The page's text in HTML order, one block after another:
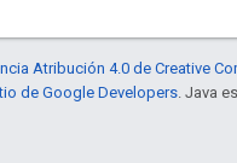
Atribución 4.0 de Creative
de Google Developers. Java